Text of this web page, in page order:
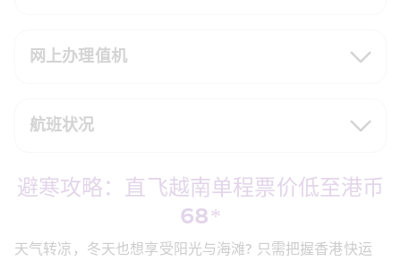
网上办理值机
航班状况
避寒攻略：直飞越南单程票价低至港币
68*
天气转凉，冬天也想享受阳光与海滩? 只需把握香港快运